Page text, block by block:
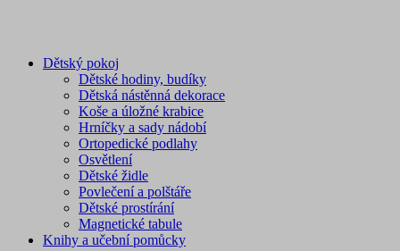
Dětský pokoj
Dětské hodiny, budíky
Dětská nástěnná dekorace
Koše a úložné krabice
Hrníčky a sady nádobí
Ortopedické podlahy
Osvětlení
Dětské židle
Povlečení a polštáře
Dětské prostírání
Magnetické tabule
Knihy a učební pomůcky